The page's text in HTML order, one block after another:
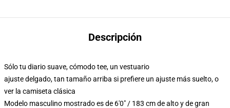
Descripción
Sólo tu diario suave, cómodo tee, un vestuario
ajuste delgado, tan tamaño arriba si prefiere un ajuste más suelto, o
ver la camiseta clásica
Modelo masculino mostrado es de 6'0" / 183 cm de alto y de gran